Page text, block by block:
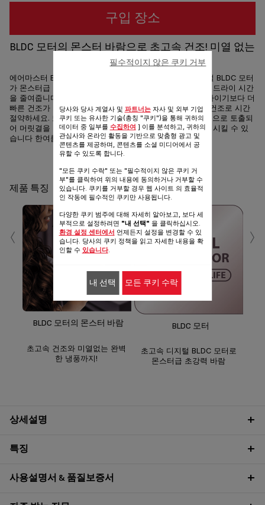
구입 장소
BLDC 모터의 몬스터 바람으로 초고속 건조! 미열 없는
완벽한 냉풍까지!
에어마스터 BLDC 드라이기는 1900W 파워의 초고속 디지털 BLDC 모터
가 몬스터급 초강력 바람을 제공해 모발을 빠르게 건조하고 드라이 시간
을 줄여줍니다. 에어마스터 BLDC 드라이기 사용 시 DC 드라이기보다 더
빠른 건조가 가능합니다. 긴 머리나 숱 많은 머리도 초고속 건조로 시간
절약하세요. 또한 미열 없는 완벽하게 차가운 냉풍이 즉각적으로 토출되
어 머릿결을 보호할 수 있고 온풍으로 뜨거워진 두피를 진정시킬 수 있
습니다 한여름에도 시원하게 건조하세요!
제품 특징
BLDC 모터의 몬스터 바람
초고속 건조와 미열없는 완벽
한 냉풍까지!
BLDC 모터
초고속 디지털 BLDC 모터로
몬스터급 초강력 바람
‹ ›
상세설명
특징
사용설명서 & 품질보증서
당사와 당사 계열사 및 파트너는자사 및 외부 기업
쿠키 또는 유사한 기술(총칭 "쿠키")을 통해 귀하의
데이터 중 일부를 수집하여 ] 이를 분석하고, 귀하의
관심사와 온라인 활동을 기반으로 맞춤형 광고 및
콘텐츠를 제공하며, 콘텐츠를 소셜 미디어에서 공
유할 수 있도록 합니다.
"모든 쿠키 수락" 또는 "필수적이지 않은 쿠키 거
부"를 클릭하여 위의 내용에 동의하거나 거부할 수
있습니다. 쿠키를 거부할 경우 웹 사이트 의 효율적
인 작동에 필수적인 쿠키만 사용됩니다.
다양한 쿠키 범주에 대해 자세히 알아보고, 보다 세
부적으로 설정하려면 "내 선택" 을 클릭하십시오.
환경 설정 센터에서 언제든지 설정을 변경할 수 있
습니다. 당사의 쿠키 정책을 읽고 자세한 내용을 확
인할 수 있습니다.
필수적이지 않은 쿠키 거부
내 선택 모든 쿠키 수락